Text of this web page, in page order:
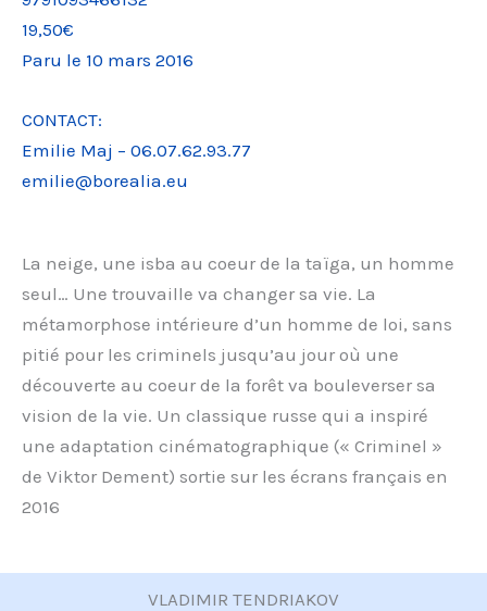
19,50€
Paru le 10 mars 2016
CONTACT:
Emilie Maj – 06.07.62.93.77
emilie@borealia.eu
La neige, une isba au coeur de la taïga, un homme
seul… Une trouvaille va changer sa vie. La
métamorphose intérieure d’un homme de loi, sans
pitié pour les criminels jusqu’au jour où une
découverte au coeur de la forêt va bouleverser sa
vision de la vie. Un classique russe qui a inspiré
une adaptation cinématographique (« Criminel »
de Viktor Dement) sortie sur les écrans français en
2016
VLADIMIR TENDRIAKOV